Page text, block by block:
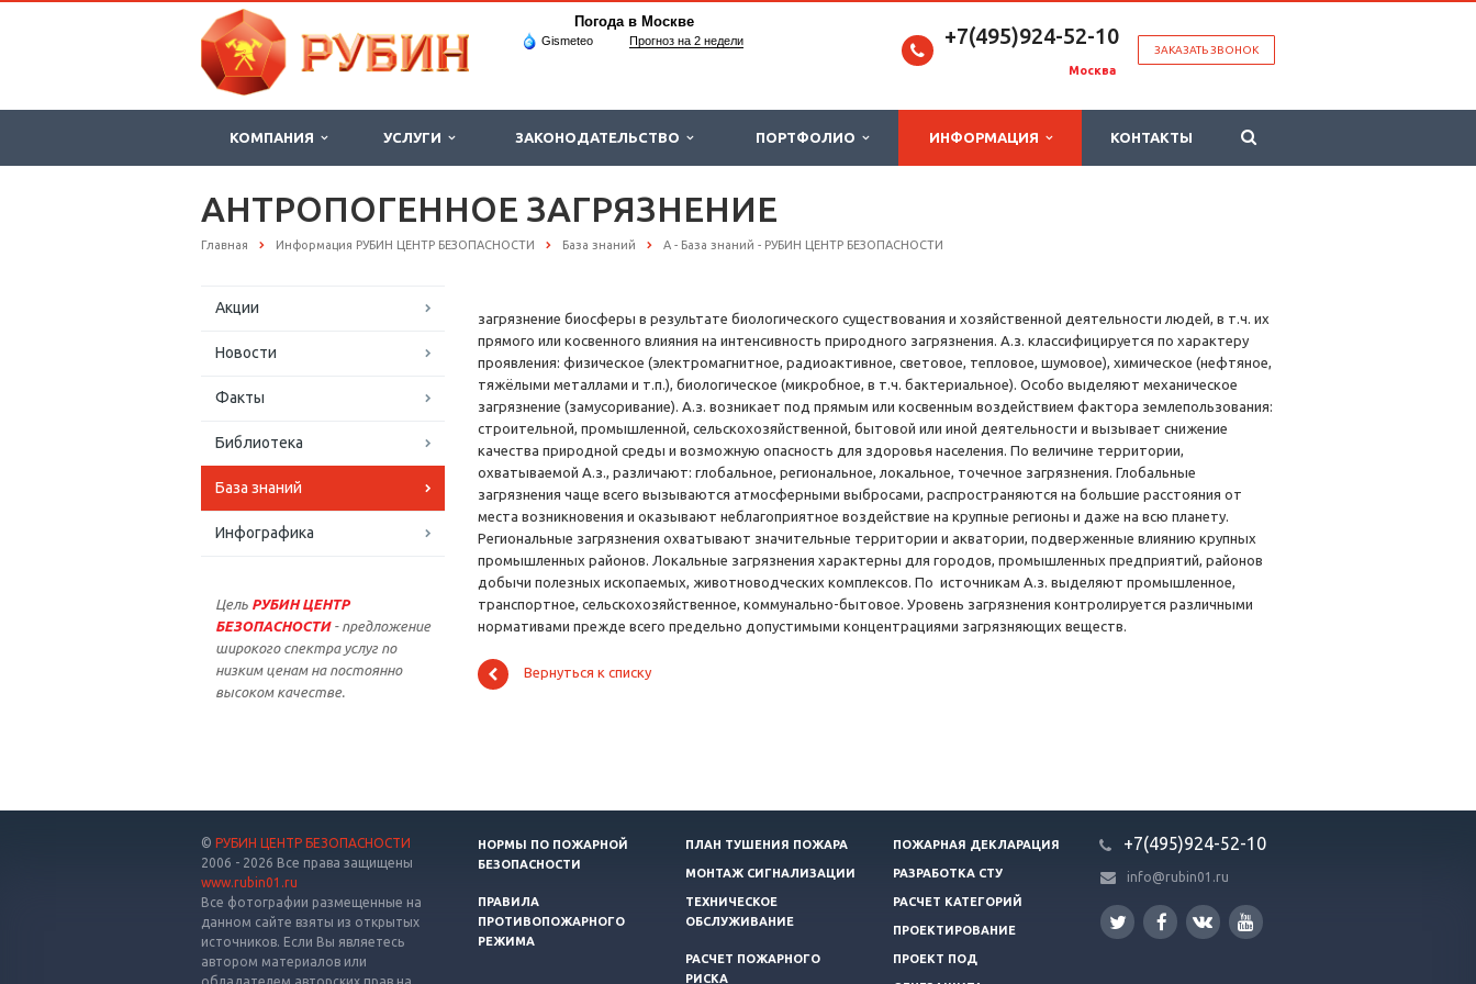
Погода в Москве
Gismeteo Прогноз на 2 недели
ЗАКАЗАТЬ ЗВОНОК
+7(495)924-52-10
Москва
КОМПАНИЯ УСЛУГИ ЗАКОНОДАТЕЛЬСТВО ПОРТФОЛИО ИНФОРМАЦИЯ КОНТАКТЫ
АНТРОПОГЕННОЕ ЗАГРЯЗНЕНИЕ
Главная Информация РУБИН ЦЕНТР БЕЗОПАСНОСТИ База знаний А - База знаний - РУБИН ЦЕНТР БЕЗОПАСНОСТИ
Акции
Новости
Факты
Библиотека
База знаний
Инфографика
Цель РУБИН ЦЕНТР
БЕЗОПАСНОСТИ - предложение
широкого спектра услуг по
низким ценам на постоянно
высоком качестве.
загрязнение биосферы в результате биологического существования и хозяйственной деятельности людей, в т.ч. их
прямого или косвенного влияния на интенсивность природного загрязнения. А.з. классифицируется по характеру
проявления: физическое (электромагнитное, радиоактивное, световое, тепловое, шумовое), химическое (нефтяное,
тяжёлыми металлами и т.п.), биологическое (микробное, в т.ч. бактериальное). Особо выделяют механическое
загрязнение (замусоривание). А.з. возникает под прямым или косвенным воздействием фактора землепользования:
строительной, промышленной, сельскохозяйственной, бытовой или иной деятельности и вызывает снижение
качества природной среды и возможную опасность для здоровья населения. По величине территории,
охватываемой А.з., различают: глобальное, региональное, локальное, точечное загрязнения. Глобальные
загрязнения чаще всего вызываются атмосферными выбросами, распространяются на большие расстояния от
места возникновения и оказывают неблагоприятное воздействие на крупные регионы и даже на всю планету.
Региональные загрязнения охватывают значительные территории и акватории, подверженные влиянию крупных
промышленных районов. Локальные загрязнения характерны для городов, промышленных предприятий, районов
добычи полезных ископаемых, животноводческих комплексов. По источникам А.з. выделяют промышленное,
транспортное, сельскохозяйственное, коммунально-бытовое. Уровень загрязнения контролируется различными
нормативами прежде всего предельно допустимыми концентрациями загрязняющих веществ.
Вернуться к списку
© РУБИН ЦЕНТР БЕЗОПАСНОСТИ
2006 - 2026 Все права защищены
www.rubin01.ru
Все фотографии размещенные на
данном сайте взяты из открытых
источников. Если Вы являетесь
автором материалов или
НОРМЫ ПО ПОЖАРНОЙ
БЕЗОПАСНОСТИ
ПЛАН ТУШЕНИЯ ПОЖАРА ПОЖАРНАЯ ДЕКЛАРАЦИЯ
МОНТАЖ СИГНАЛИЗАЦИИ РАЗРАБОТКА СТУ
ПРАВИЛА
ПРОТИВОПОЖАРНОГО
РЕЖИМА
ТЕХНИЧЕСКОЕ
ОБСЛУЖИВАНИЕ
РАСЧЕТ КАТЕГОРИЙ
ПРОЕКТИРОВАНИЕ
РАСЧЕТ ПОЖАРНОГО
РИСКА
ПРОЕКТ ПОД
+7(495)924-52-10
info@rubin01.ru